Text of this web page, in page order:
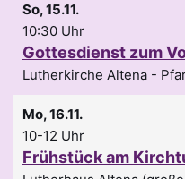
So, 15.11.
10:30 Uhr
Gottesdienst zum
Lutherkirche Altena
Mo, 16.11.
10-12 Uhr
Frühstück am